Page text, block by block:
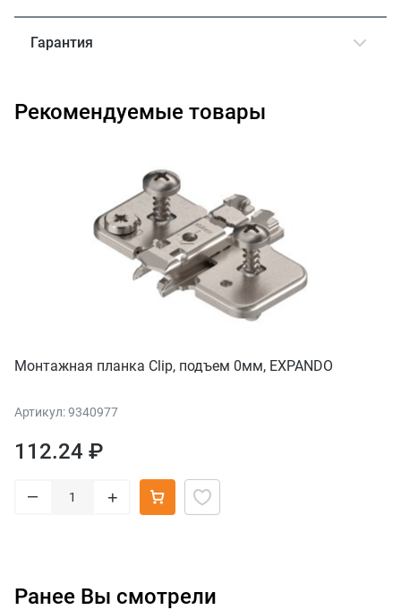
Гарантия
Рекомендуемые товары
Монтажная планка Clip, подъем 0мм, EXPANDO
Артикул: 9340977
112.24 ₽
– +
Ранее Вы смотрели